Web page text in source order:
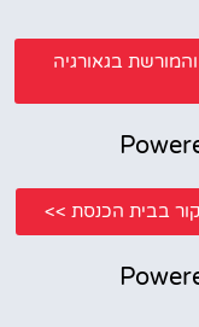
בגאורגיה
בבית הכנסת >>